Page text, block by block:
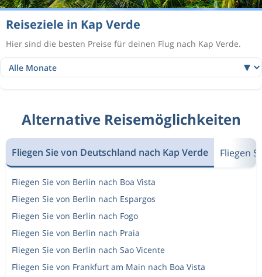
Reiseziele in Kap Verde
Hier sind die besten Preise für deinen Flug nach Kap Verde.
Alternative Reisemöglichkeiten
Fliegen Sie von Deutschland nach Kap Verde Fliegen
Fliegen Sie von Berlin nach Boa Vista
Fliegen Sie von Berlin nach Espargos
Fliegen Sie von Berlin nach Fogo
Fliegen Sie von Berlin nach Praia
Fliegen Sie von Berlin nach Sao Vicente
Fliegen Sie von Frankfurt am Main nach Boa Vista